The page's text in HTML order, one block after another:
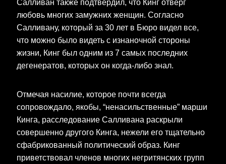
Салливан также подтвердил, что Кинг отверг
любовь многих замужних женщин. Согласно
Салливану, который за 30 лет в Бюро видел все,
что можно было видеть с изнаночной стороны
жизни, Кинг был одним из 7 самых последних
дегенератов, которых он когда-либо знал.
Отмечая насилие, которое почти всегда
сопровождало, якобы, “ненасильственные” марши
Кинга, расследование Салливана раскрыли
совершенно другого Кинга, нежели его тщательно
сфабрикованный политический образ. Кинг
приветствовал членов многих негритянских групп